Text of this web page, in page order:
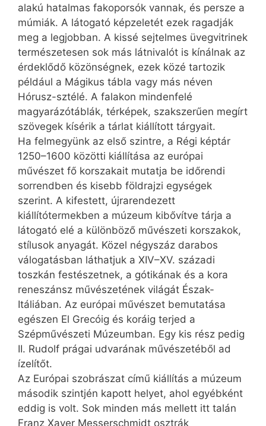
alakú hatalmas fakoporsók vannak, és persze a
múmiák. A látogató képzeletét ezek ragadják
meg a legjobban. A kissé sejtelmes üvegvitrinek
természetesen sok más látnivalót is kínálnak az
érdeklődő közönségnek, ezek közé tartozik
például a Mágikus tábla vagy más néven
Hórusz-sztélé. A falakon mindenfelé
magyarázótáblák, térképek, szakszerűen megírt
szövegek kísérik a tárlat kiállított tárgyait.
Ha felmegyünk az első szintre, a Régi képtár
1250–1600 közötti kiállítása az európai
művészet fő korszakait mutatja be időrendi
sorrendben és kisebb földrajzi egységek
szerint. A kifestett, újrarendezett
kiállítótermekben a múzeum kibővítve tárja a
látogató elé a különböző művészeti korszakok,
stílusok anyagát. Közel négyszáz darabos
válogatásban láthatjuk a XIV–XV. századi
toszkán festészetnek, a gótikának és a kora
reneszánsz művészetének világát Észak-
Itáliában. Az európai művészet bemutatása
egészen El Grecóig és koráig terjed a
Szépművészeti Múzeumban. Egy kis rész pedig
II. Rudolf prágai udvarának művészetéből ad
ízelítőt.
Az Európai szobrászat című kiállítás a múzeum
második szintjén kapott helyet, ahol egyébként
eddig is volt. Sok minden más mellett itt talán
Franz Xaver Messerschmidt osztrák